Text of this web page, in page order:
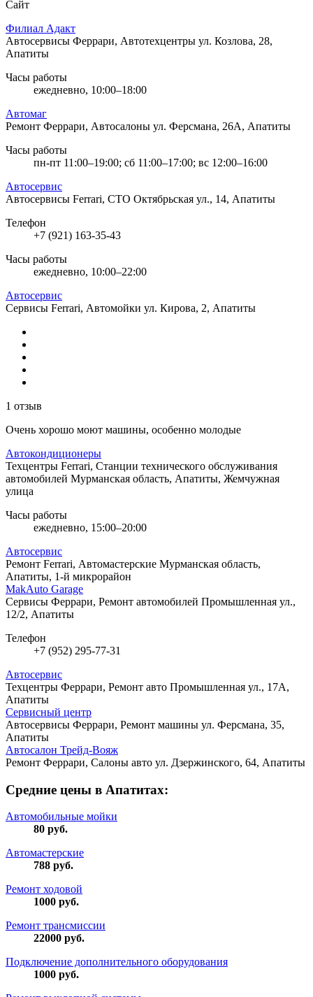
Сайт
Филиал Адакт
Автосервисы Феррари, Автотехцентры ул. Козлова, 28,
Апатиты
Часы работы
ежедневно, 10:00–18:00
Автомаг
Ремонт Феррари, Автосалоны ул. Ферсмана, 26А, Апатиты
Часы работы
пн-пт 11:00–19:00; сб 11:00–17:00; вс 12:00–16:00
Автосервис
Автосервисы Ferrari, СТО Октябрьская ул., 14, Апатиты
Телефон
+7 (921) 163-35-43
Часы работы
ежедневно, 10:00–22:00
Автосервис
Сервисы Ferrari, Автомойки ул. Кирова, 2, Апатиты
1 отзыв
Очень хорошо моют машины, особенно молодые
Автокондиционеры
Техцентры Ferrari, Станции технического обслуживания
автомобилей Мурманская область, Апатиты, Жемчужная
улица
Часы работы
ежедневно, 15:00–20:00
Автосервис
Ремонт Ferrari, Автомастерские Мурманская область,
Апатиты, 1-й микрорайон
MakAuto Garage
Сервисы Феррари, Ремонт автомобилей Промышленная ул.,
12/2, Апатиты
Телефон
+7 (952) 295-77-31
Автосервис
Техцентры Феррари, Ремонт авто Промышленная ул., 17А,
Апатиты
Сервисный центр
Автосервисы Феррари, Ремонт машины ул. Ферсмана, 35,
Апатиты
Автосалон Трейд-Вояж
Ремонт Феррари, Салоны авто ул. Дзержинского, 64, Апатиты
Средние цены в Апатитах:
Автомобильные мойки
80 руб.
Автомастерские
788 руб.
Ремонт ходовой
1000 руб.
Ремонт трансмиссии
22000 руб.
Подключение дополнительного оборудования
1000 руб.